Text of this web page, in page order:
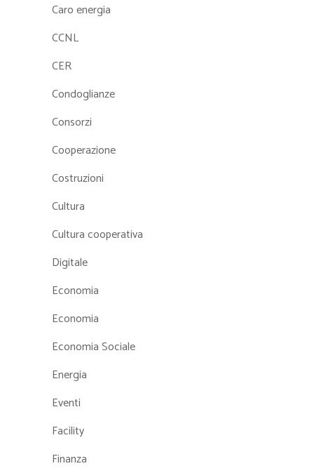
Caro energia
CCNL
CER
Condoglianze
Consorzi
Cooperazione
Costruzioni
Cultura
Cultura cooperativa
Digitale
Economia
Economia
Economia Sociale
Energia
Eventi
Facility
Finanza